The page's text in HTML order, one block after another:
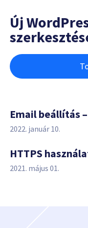
Új
Email beállítás
2022. január 10.
HTTPS
2021. május 01.